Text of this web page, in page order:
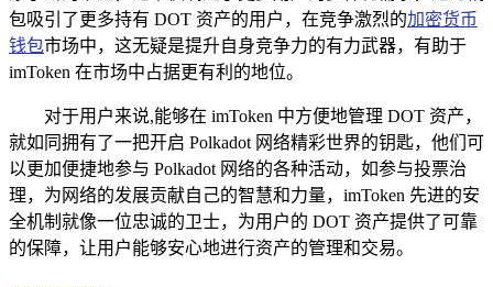
包吸引了更多持有 DOT 资产的用户，在竞争激烈的加密货币
钱包市场中，这无疑是提升自身竞争力的有力武器，有助于
imToken 在市场中占据更有利的地位。
对于用户来说,能够在 imToken 中方便地管理 DOT 资产，
就如同拥有了一把开启 Polkadot 网络精彩世界的钥匙，他们可
以更加便捷地参与 Polkadot 网络的各种活动，如参与投票治
理，为网络的发展贡献自己的智慧和力量，imToken 先进的安
全机制就像一位忠诚的卫士，为用户的 DOT 资产提供了可靠
的保障，让用户能够安心地进行资产的管理和交易。